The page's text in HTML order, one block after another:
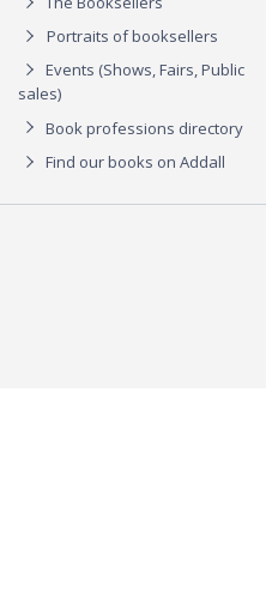
Portraits of booksellers
Events (Shows, Fairs, Public
sales)
Book professions directory
Find our books on Addall